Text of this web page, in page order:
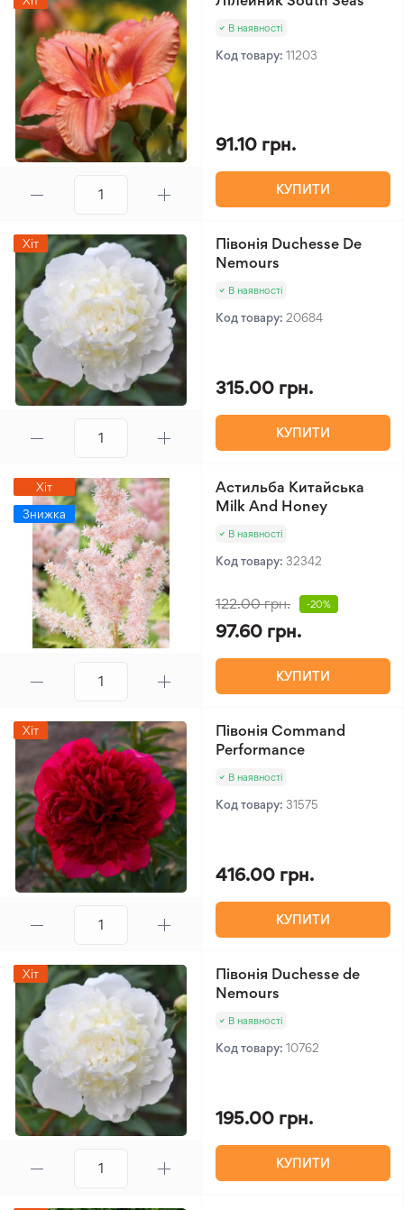
В наявності
Код товару: 11203
91.10 грн.
КУПИТИ
Хіт
Півонія Duchesse De
Nemours
В наявності
Код товару: 20684
315.00 грн.
КУПИТИ
Хіт
Знижка
Астильба Китайська
Milk And Honey
В наявності
Код товару: 32342
122.00 грн. -20%
97.60 грн.
КУПИТИ
Хіт
Півонія Command
Performance
В наявності
Код товару: 31575
416.00 грн.
КУПИТИ
Хіт
Півонія Duchesse de
Nemours
В наявності
Код товару: 10762
195.00 грн.
КУПИТИ